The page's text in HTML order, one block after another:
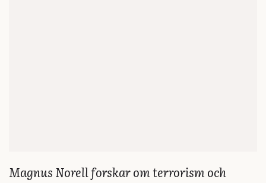
Magnus Norell forskar om terrorism och